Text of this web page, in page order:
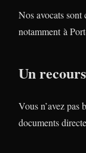
Nos avocats sont
notamment à
Un
Vous n’avez pas
documents